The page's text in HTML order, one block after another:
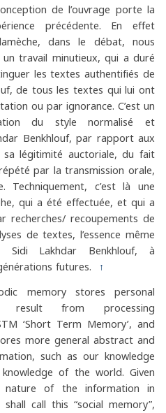
de l’ouvrage porte la
précédente. En effet
dans le débat, nous
travail minutieux, qui a duré
les textes authentifiés de
de tous les textes qui lui ont
ou par ignorance. C’est un
du style normalisé et
Benkhlouf, par rapport aux
sa légitimité auctoriale, du fait
par la transmission orale,
Techniquement, c’est là une
qui a été effectuée, et qui a
recherches/ recoupements de
de textes, l’essence même
Lakhdar Benkhlouf, à
futures. ↑
memory stores personal
result from processing
‘Short Term Memory’, and
more general abstract and
such as our knowledge
of the world. Given
nature of the information in
call this “social memory”,